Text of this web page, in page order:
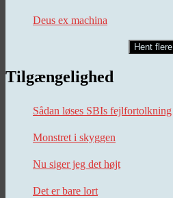
Deus ex machina
Hent flere
Tilgængelighed
Sådan løses SBIs fejlfortolkning
Monstret i skyggen
Nu siger jeg det højt
Det er bare lort